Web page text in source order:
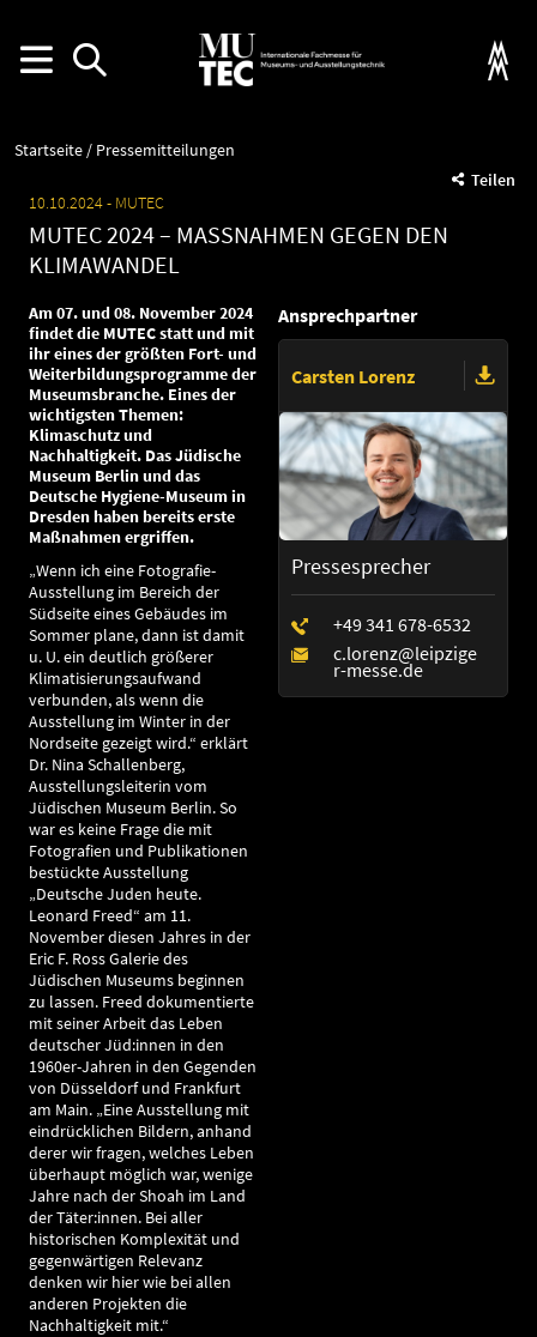
Startseite
Pressemitteilungen
Teilen
10.10.2024
MUTEC
MUTEC 2024 – MASSNAHMEN GEGEN DEN K
LIMAWANDEL
Am 07. und 08. November 2024
findet die MUTEC statt und mit
ihr eines der größten Fort- und
Weiterbildungsprogramme der
Museumsbranche. Eines der
wichtigsten Themen:
Klimaschutz und
Nachhaltigkeit. Das Jüdische
Museum Berlin und das
Deutsche Hygiene-Museum in
Dresden haben bereits erste
Maßnahmen ergriffen.
„Wenn ich eine Fotografie-
Ausstellung im Bereich der
Südseite eines Gebäudes im
Sommer plane, dann ist damit
u. U. ein deutlich größerer
Klimatisierungsaufwand
verbunden, als wenn die
Ausstellung im Winter in der
Nordseite gezeigt wird.“ erklärt
Dr. Nina Schallenberg,
Ausstellungsleiterin vom
Jüdischen Museum Berlin. So
war es keine Frage die mit
Fotografien und Publikationen
bestückte Ausstellung
„Deutsche Juden heute.
Leonard Freed“ am 11.
November diesen Jahres in der
Eric F. Ross Galerie des
Jüdischen Museums beginnen
zu lassen. Freed dokumentierte
mit seiner Arbeit das Leben
deutscher Jüd:innen in den
1960er-Jahren in den Gegenden
von Düsseldorf und Frankfurt
am Main. „Eine Ausstellung mit
eindrücklichen Bildern, anhand
derer wir fragen, welches Leben
überhaupt möglich war, wenige
Jahre nach der Shoah im Land
der Täter:innen. Bei aller
historischen Komplexität und
gegenwärtigen Relevanz
denken wir hier wie bei allen
anderen Projekten die
Nachhaltigkeit mit.“
Ansprechpartner
Carsten Lorenz
Pressesprecher